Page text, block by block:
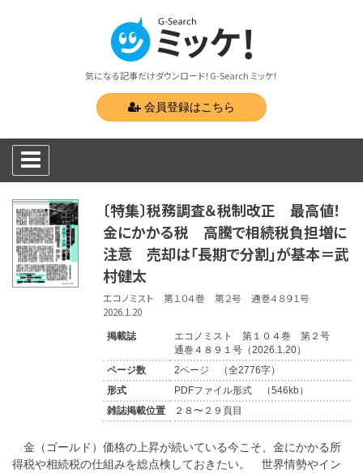
気になる記事だけダウンロード！G-Search ミッケ！
会員登録はこちら
〔特集〕税務調査＆税制改正 最高値！
金にかかる税 高騰で相続税負担増に
注意 売却は「長期で分割」が基本＝武
村健太
エコノミスト 第１０４巻 第２号 通巻４８９１号
2026.1.20
掲載誌
エコノミスト 第１０４巻 第２号
通巻４８９１号（2026.1.20）
ページ数
2ページ （全2776字）
形式
PDFファイル形式 （546kb）
雑誌掲載位置
２８〜２９頁目
金（ゴールド）価格の上昇が続いている今こそ、金にかかる所
得税や相続税の仕組みを総点検しておきたい。 世界情勢やイン